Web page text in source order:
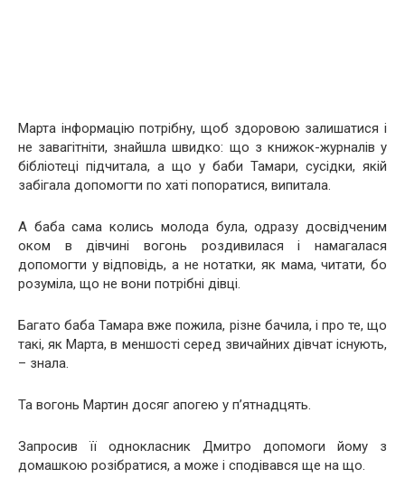
Марта інформацію потрібну, щоб здоровою залишатися і
не завагітніти, знайшла швидко: що з книжок-журналів у
бібліотеці підчитала, а що у баби Тамари, сусідки, якій
забігала допомогти по хаті попоратися, випитала.
А баба сама колись молода була, одразу досвідченим
оком в дівчині вогонь роздивилася і намагалася
допомогти у відповідь, а не нотатки, як мама, читати, бо
розуміла, що не вони потрібні дівці.
Багато баба Тамара вже пожила, різне бачила, і про те, що
такі, як Марта, в меншості серед звичайних дівчат існують,
– знала.
Та вогонь Мартин досяг апогею у п’ятнадцять.
Запросив її однокласник Дмитро допомоги йому з
домашкою розібратися, а може і сподівався ще на що.